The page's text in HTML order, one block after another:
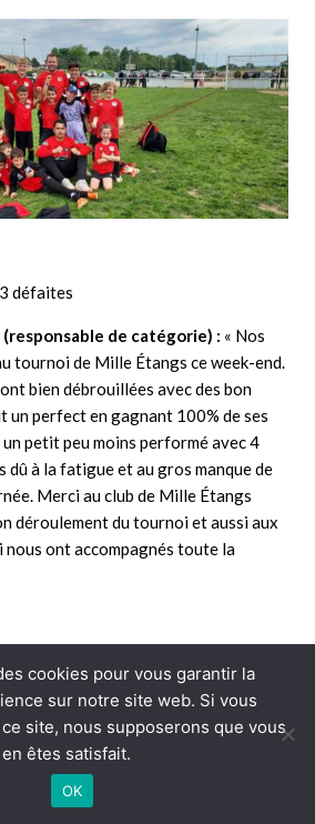
défaites
de catégorie) : « Nos
tournoi de Mille Étangs ce week-end.
bien débrouillées avec des bon
un perfect en gagnant 100% de ses
un petit peu moins performé avec 4
à la fatigue et au gros manque de
Merci au club de Mille Étangs
déroulement du tournoi et aussi aux
nous ont accompagnés toute la
end !
cookies pour vous garantir la
sur notre site web. Si vous
site, nous supposerons que vous
en êtes satisfait.
OK